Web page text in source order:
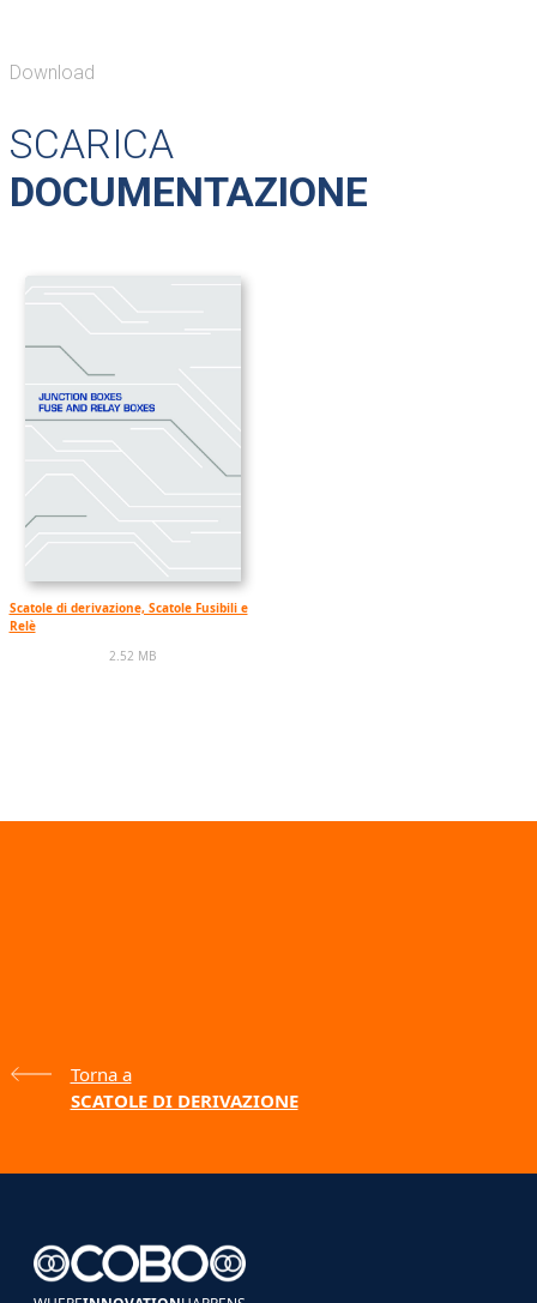
Download
SCARICA
DOCUMENTAZIONE
Scatole di derivazione, Scatole Fusibili e
Relè
2.52 MB
Torna a
SCATOLE DI DERIVAZIONE